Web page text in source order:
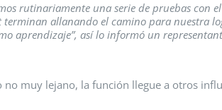
rutinariamente una serie de pruebas con
terminan allanando el camino para nuestra
aprendizaje”, así lo informó un
no muy lejano, la función llegue a otros